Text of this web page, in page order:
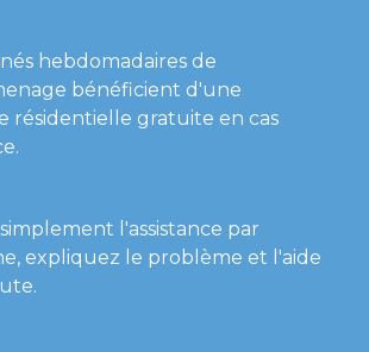
hebdomadaires de
bénéficient d'une
résidentielle gratuite en cas
l'assistance par
expliquez le problème et l'aide